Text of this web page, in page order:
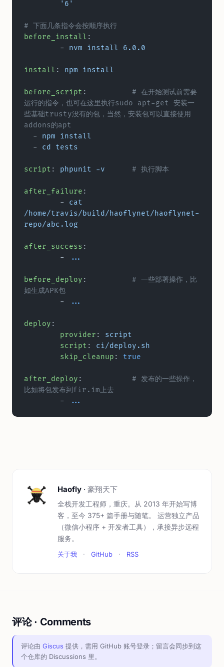
	'6'
# 下面几条指令会按顺序执行
before_install :
	-
nvm install 6.0.0
install : npm install
before_script
# 在开始测试前需要
运行的指令，也可在这里执行sudo apt-get 安装一
些基础trusty没有的包，当然，安装包可以直接使用
addons的apt
  -
npm install
  -
cd tests
script : phpunit -v
	# 执行脚本
after_failure :
	-
cat
/home/travis/build/haoflynet/haoflynet-
repo/abc.log
after_success :
	-
...
before_deploy
# 一些部署操作，比
如生成APK包
	-
...
deploy :
	provider
: script
	script
: ci/deploy.sh
	skip_cleanup
: true
after_deploy
# 发布的一些操作，
比如将包发布到fir.im上去
	-
...
Haofly · 豪翔天下
全栈开发工程师，重庆。从 2013 年开始写博
客，至今 375+ 篇手册与随笔。 运营独立产品
（微信小程序 + 开发者工具），承接异步远程
服务。
关于我 · GitHub · RSS
评论 · Comments
评论由 Giscus 提供，需用 GitHub 账号登录；留言会同步到这
个仓库的 Discussions 里。